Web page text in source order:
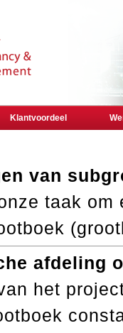
Klantvoordeel
van
taak
afdeling
het